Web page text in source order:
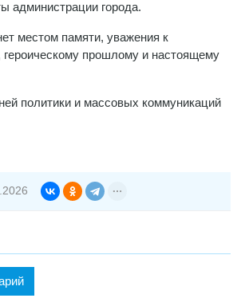
администрации города.
местом памяти, уважения к
прошлому и настоящему
политики и массовых коммуникаций